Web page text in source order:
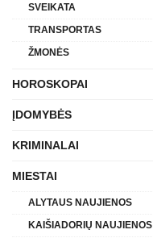
SVEIKATA
TRANSPORTAS
ŽMONĖS
HOROSKOPAI
ĮDOMYBĖS
KRIMINALAI
MIESTAI
ALYTAUS NAUJIENOS
KAIŠIADORIŲ NAUJIENOS